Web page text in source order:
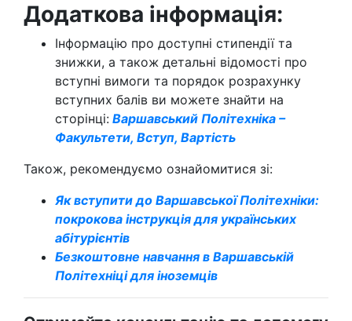
Додаткова інформація:
Інформацію про доступні стипендії та
знижки, а також детальні відомості про
вступні вимоги та порядок розрахунку
вступних балів ви можете знайти на
сторінці: Варшавський Політехніка –
Факультети, Вступ, Вартість
Також, рекомендуємо ознайомитися зі:
Як вступити до Варшавської Політехніки:
покрокова інструкція для українських
абітурієнтів
Безкоштовне навчання в Варшавській
Політехніці для іноземців